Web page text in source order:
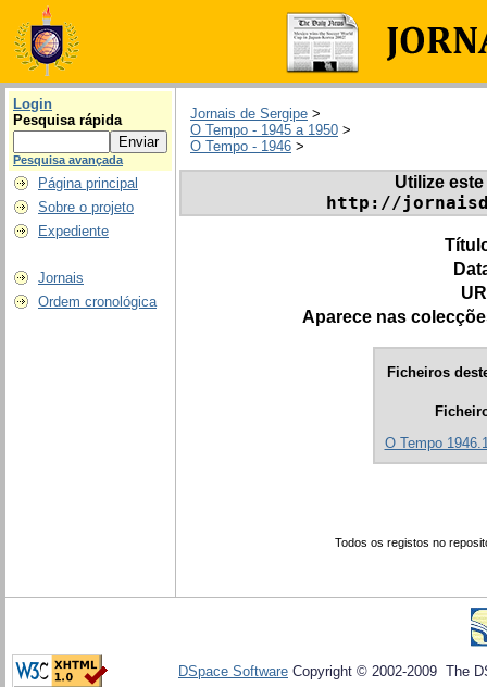
Login
Pesquisa rápida
Pesquisa avançada
Página principal
Sobre o projeto
Expediente
Jornais
Ordem cronológica
Jornais de Sergipe >
O Tempo - 1945 a 1950 >
O Tempo - 1946 >
Utilize
http://
Aparece nas
Ficheiros
O Tempo
Todos os registos no
DSpace Software Copyright © 2002-2009 The